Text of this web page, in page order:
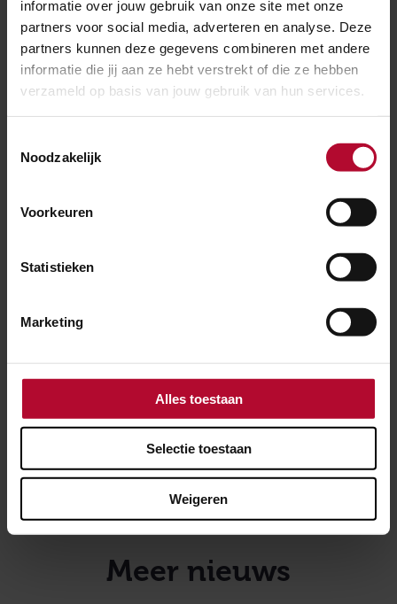
informatie over jouw gebruik van onze site met onze
partners voor social media, adverteren en analyse. Deze
partners kunnen deze gegevens combineren met andere
informatie die jij aan ze hebt verstrekt of die ze hebben
verzameld op basis van jouw gebruik van hun services.
Noodzakelijk
Voorkeuren
Statistieken
Marketing
Alles toestaan
Selectie toestaan
Weigeren
van deze werkzaamheden. De overwegen
Lentsesteeg, Begraafplaats en Jeugdland worden naar
verwachting in 2023 aangepakt.
Kijk ook even bij
Meer over:
Overwegen
Verbetermaatregelen overwegen Rheden
Meer nieuws